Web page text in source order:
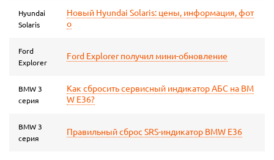
Hyundai
Solaris
Новый Hyundai Solaris: цены, информация, фот
о
Ford
Explorer
Ford Explorer получил мини-обновление
BMW 3
серия
Как сбросить сервисный индикатор АБС на BM
W E36?
BMW 3
серия
Правильный сброс SRS-индикатор BMW E36